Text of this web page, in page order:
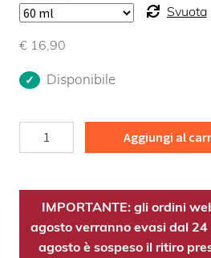
Svuota
€ 16,90
Disponibile
Ciclo
quantità
Aggiungi al
IMPORTANTE: gli ordini
agosto verranno evasi dal 24
agosto è sospeso il ritiro